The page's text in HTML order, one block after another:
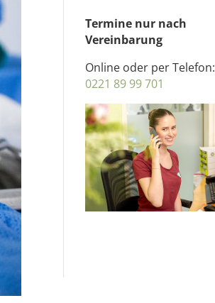
Termine nur nach
Vereinbarung
Online oder per Telefon:
0221 89 99 701